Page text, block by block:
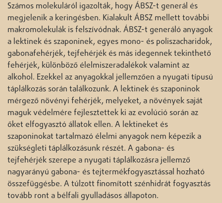
Számos molekuláról igazolták, hogy ÁBSZ-t generál és
megjelenik a keringésben. Kialakult ÁBSZ mellett további
makromolekulák is felszívódnak. ÁBSZ-t generáló anyagok
a lektinek és szaponinek, egyes mono- és poliszacharidok,
gabonafehérjék, tejfehérjék és más idegennek tekinthető
fehérjék, különböző élelmiszeradalékok valamint az
alkohol. Ezekkel az anyagokkal jellemzően a nyugati típusú
táplálkozás során találkozunk. A lektinek és szaponinok
mérgező növényi fehérjék, melyeket, a növények saját
maguk védelmére fejlesztettek ki az evolúció során az
őket elfogyasztó állatok ellen. A lektineket és
szaponinokat tartalmazó élelmi anyagok nem képezik a
szükségleti táplálkozásunk részét. A gabona- és
tejfehérjék szerepe a nyugati táplálkozásra jellemző
nagyarányú gabona- és tejtermékfogyasztással hozható
összefüggésbe. A túlzott finomított szénhidrát fogyasztás
tovább ront a bélfali gyulladásos állapoton.